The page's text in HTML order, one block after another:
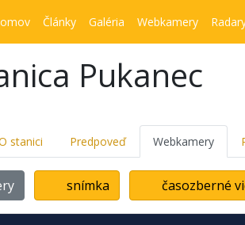
Články Galéria Webkamery
Pukanec
stanici Predpoveď Webkamery
snímka časozberné